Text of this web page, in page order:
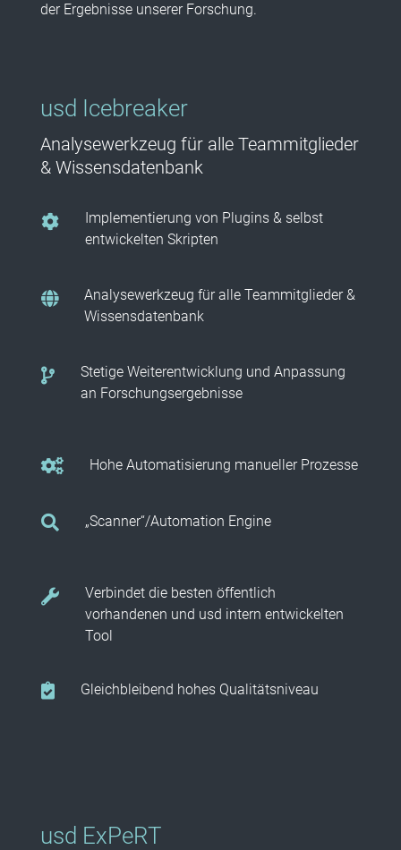
der Ergebnisse unserer Forschung.
usd Icebreaker
Analysewerkzeug für alle Teammitglieder
& Wissensdatenbank
Implementierung von Plugins & selbst
entwickelten Skripten
Analysewerkzeug für alle Teammitglieder &
Wissensdatenbank
Stetige Weiterentwicklung und Anpassung
an Forschungsergebnisse
Hohe Automatisierung manueller Prozesse
„Scanner“/Automation Engine
Verbindet die besten öffentlich
vorhandenen und usd intern entwickelten
Tool
Gleichbleibend hohes Qualitätsniveau
usd ExPeRT